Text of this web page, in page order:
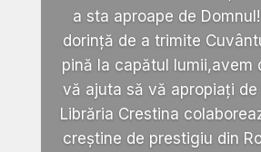
a sta aproape de
dorință de a trimite
pină la capătul lumii,avem
vă ajuta să vă apropiați de
Librăria Crestina
creștine de prestigiu din